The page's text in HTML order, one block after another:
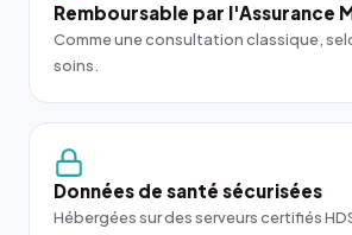
Remboursable par l'Assurance
Comme une consultation classique,
soins.
Données de santé sécurisées
Hébergées sur des serveurs certifiés